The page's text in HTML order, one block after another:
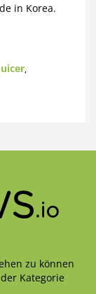
in Korea.
,
zu können
Kategorie